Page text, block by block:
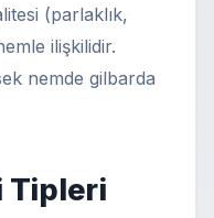
(parlaklık,
ilişkilidir.
nemde gilbarda
Tipleri